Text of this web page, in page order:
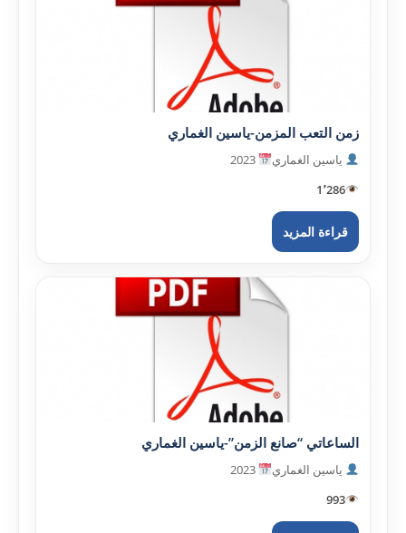
زمن التعب المزمن-ياسين الغماري
ياسين الغماري
1٬286
قراءة المزيد
الساعاتي “صانع الزمن”-ياسين الغماري
ياسين الغماري
993